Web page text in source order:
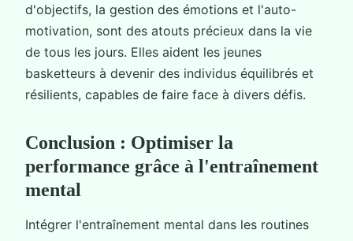
d'objectifs, la gestion des émotions et l'auto-
motivation, sont des atouts précieux dans la vie
de tous les jours. Elles aident les jeunes
basketteurs à devenir des individus équilibrés et
résilients, capables de faire face à divers défis.
Conclusion : Optimiser la
performance grâce à l'entraînement
mental
Intégrer l'entraînement mental dans les routines